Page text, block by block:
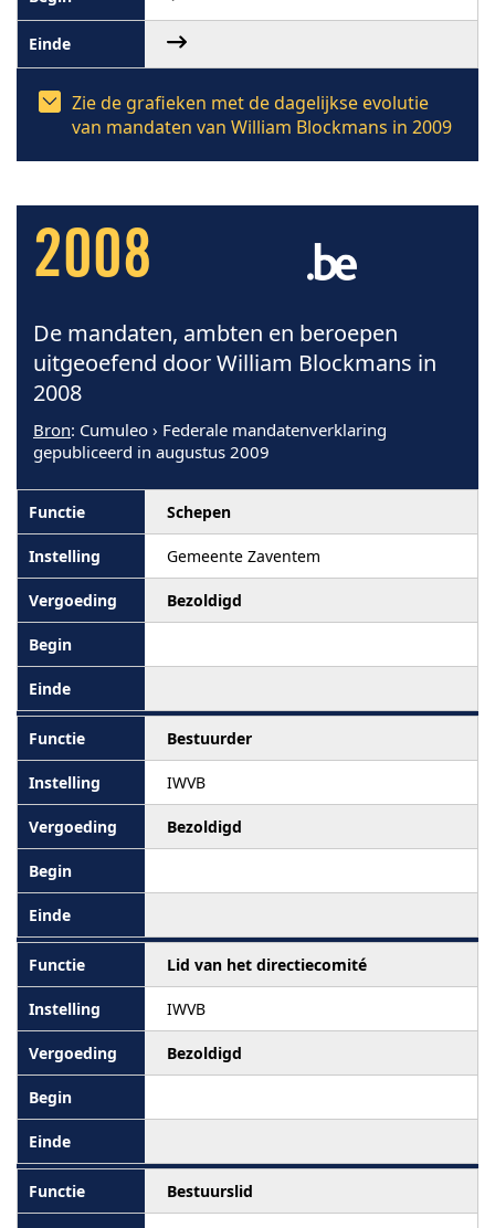
Zie de grafieken met de dagelijkse evolutie
van mandaten van William Blockmans in 2009
2008
De mandaten, ambten en beroepen
uitgeoefend door William Blockmans in
2008
Bron: Cumuleo › Federale mandatenverklaring
gepubliceerd in augustus 2009
Schepen
Gemeente Zaventem
Bezoldigd
Bestuurder
IWVB
Bezoldigd
Lid van het directiecomité
IWVB
Bezoldigd
Bestuurslid